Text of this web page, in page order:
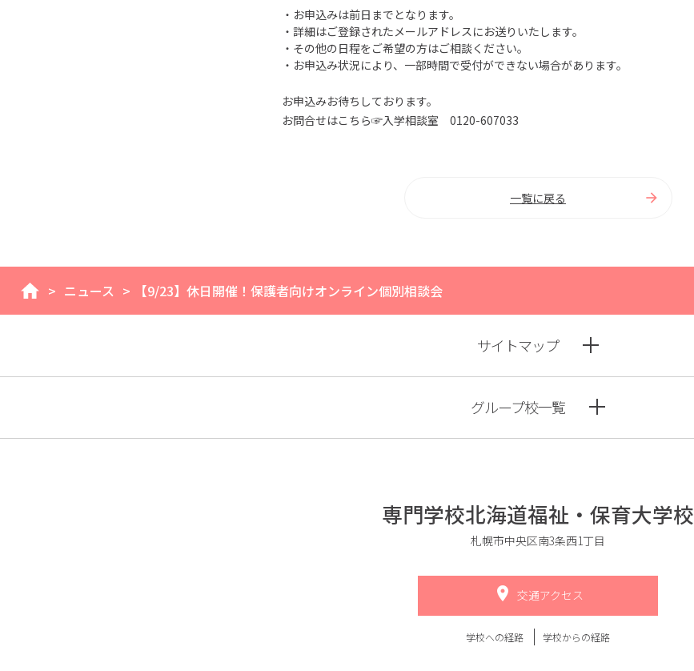
・お申込みは前日までとなります。
・詳細はご登録されたメールアドレスにお送りいたします。
・その他の日程をご希望の方はご相談ください。
・お申込み状況により、一部時間で受付ができない場合があります。
お申込みお待ちしております。
お問合せはこちら☞入学相談室 0120-607033
一覧に戻る
home
> ニュース > 【9/23】休日開催！保護者向けオンライン個別相談会
サイトマップ
グループ校一覧
専門学校北海道福祉・保育大学校
札幌市中央区南3条西1丁目
交通アクセス
学校への経路 学校からの経路